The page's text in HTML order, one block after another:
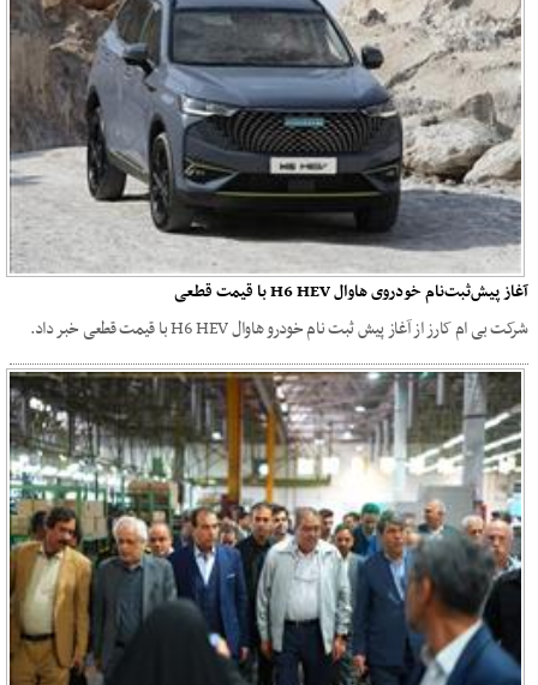
آغاز پیش‌ثبت‌نام خودروی هاوال H6 HEV با قیمت قطعی
شرکت بی ام کارز از آغاز پیش ثبت نام خودرو هاوال H6 HEV با قیمت قطعی خبر داد.